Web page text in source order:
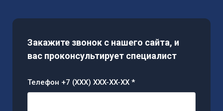
Закажите звонок с нашего сайта, и
вас проконсультирует специалист
Телефон +7 (XXX) XXX-XX-XX *